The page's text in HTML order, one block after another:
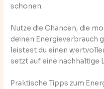
schonen.
Nutze die Chancen, die
deinen Energieverbrauch
leistest du einen
setzt auf eine nachhaltige
Praktische Tipps zum